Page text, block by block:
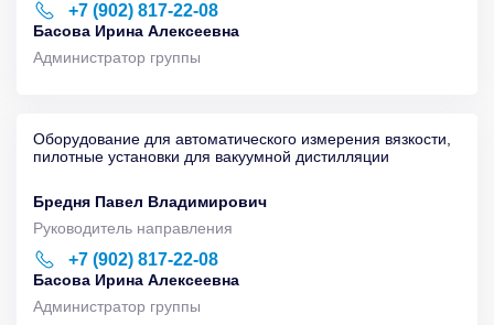
+7 (902) 817-22-08
Басова Ирина Алексеевна
Администратор группы
Оборудование для автоматического измерения вязкости,
пилотные установки для вакуумной дистилляции
Бредня Павел Владимирович
Руководитель направления
+7 (902) 817-22-08
Басова Ирина Алексеевна
Администратор группы